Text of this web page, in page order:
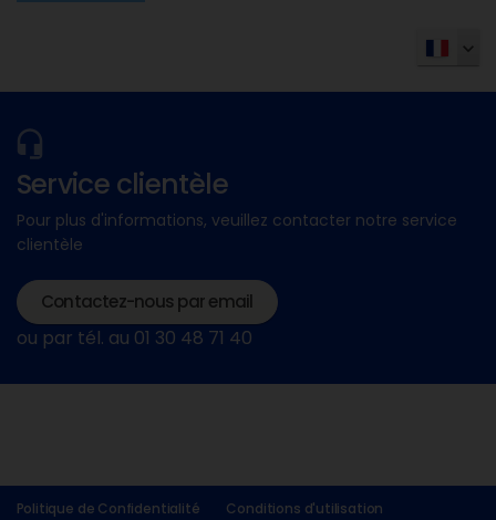
Service clientèle
Pour plus d'informations, veuillez contacter notre service
clientèle
Contactez-nous par email
ou par tél. au 01 30 48 71 40
Politique de Confidentialité
Conditions d'utilisation